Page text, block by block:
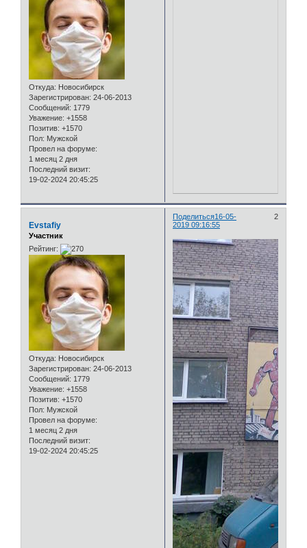
Откуда: Новосибирск
Зарегистрирован: 24-06-2013
Сообщений: 1779
Уважение: +1558
Позитив: +1570
Пол: Мужской
Провел на форуме:
1 месяц 2 дня
Последний визит:
19-02-2024 20:45:25
Поделиться 2
16-05-
2019 09:16:55
Evstafiy
Участник
Рейтинг:
Откуда: Новосибирск
Зарегистрирован: 24-06-2013
Сообщений: 1779
Уважение: +1558
Позитив: +1570
Пол: Мужской
Провел на форуме:
1 месяц 2 дня
Последний визит:
19-02-2024 20:45:25